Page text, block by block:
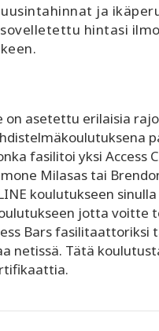
ja
hintasi
on asetettu erilaisia
fasilitoi yksi Access
Milasas tai
koulutukseen
jotta voitte
Bars
netissä. Tätä